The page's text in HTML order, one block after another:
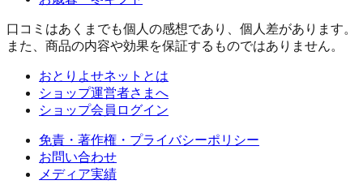
口コミはあくまでも個人の感想であり、個人差があります。
また、商品の内容や効果を保証するものではありません。
おとりよせネットとは
ショップ運営者さまへ
ショップ会員ログイン
免責・著作権・プライバシーポリシー
お問い合わせ
メディア実績